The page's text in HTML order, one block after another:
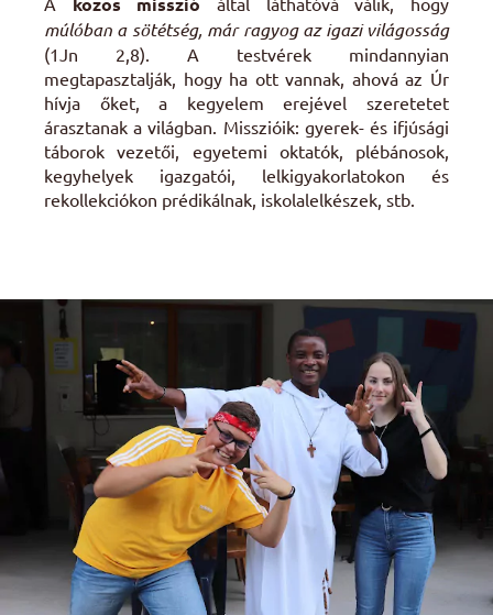
múlóban a sötétség, már ragyog az igazi világosság
(1Jn 2,8). A testvérek mindannyian
megtapasztalják, hogy ha ott vannak, ahová az Úr
hívja őket, a kegyelem erejével szeretetet
árasztanak a világban. Misszióik: gyerek- és ifjúsági
táborok vezetői, egyetemi oktatók, plébánosok,
kegyhelyek igazgatói, lelkigyakorlatokon és
rekollekciókon prédikálnak, iskolalelkészek, stb.